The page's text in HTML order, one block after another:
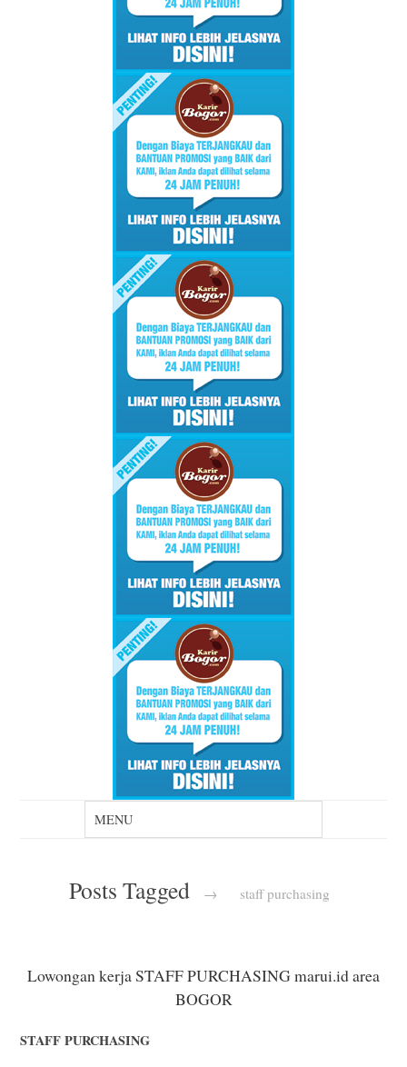
Posts Tagged → staff purchasing
Lowongan kerja STAFF PURCHASING marui.id area
BOGOR
STAFF PURCHASING